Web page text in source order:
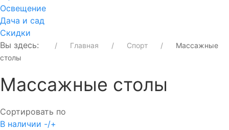
Освещение
Дача и сад
Скидки
Вы здесь:
Главная Спорт
Массажные
столы
Массажные столы
Сортировать по
В наличии -/+